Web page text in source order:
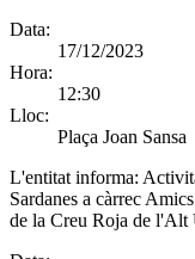
Data:
17/12/2023
Hora:
12:30
Lloc:
Plaça Joan Sansa
L'entitat informa:
Sardanes a càrrec
de la Creu Roja de l'Alt